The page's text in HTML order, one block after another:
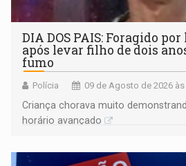
DIA DOS PAIS: Foragido
após levar filho de dois
fumo
Polícia 09 de Agosto de 2026 às
Criança chorava muito
horário avançado